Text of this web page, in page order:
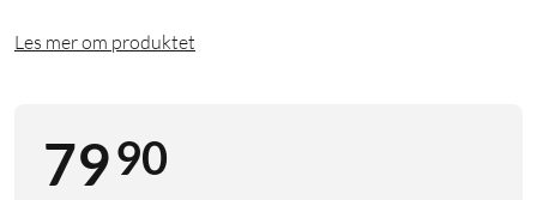
Les mer om produktet
7990